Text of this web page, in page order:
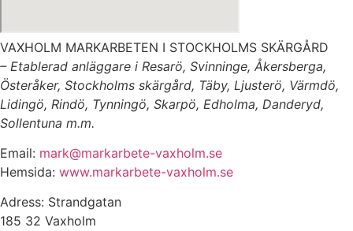
VAXHOLM MARKARBETEN I STOCKHOLMS SKÄRGÅRD
– Etablerad anläggare i Resarö, Svinninge, Åkersberga,
Österåker, Stockholms skärgård, Täby, Ljusterö, Värmdö,
Lidingö, Rindö, Tynningö, Skarpö, Edholma, Danderyd,
Sollentuna m.m.
Email: mark@markarbete-vaxholm.se
Hemsida: www.markarbete-vaxholm.se
Adress: Strandgatan
185 32 Vaxholm